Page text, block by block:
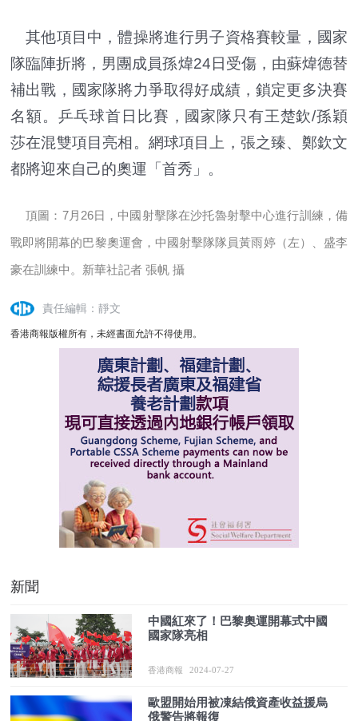
其他項目中，體操將進行男子資格賽較量，國家
隊臨陣折將，男團成員孫煒24日受傷，由蘇煒德替
補出戰，國家隊將力爭取得好成績，鎖定更多決賽
名額。乒乓球首日比賽，國家隊只有王楚欽/孫穎
莎在混雙項目亮相。網球項目上，張之臻、鄭欽文
都將迎來自己的奧運「首秀」。
頂圖：7月26日，中國射擊隊在沙托魯射擊中心進行訓練，備
戰即將開幕的巴黎奧運會，中國射擊隊隊員黃雨婷（左）、盛李
豪在訓練中。新華社記者 張帆 攝
責任編輯：靜文
香港商報版權所有，未經書面允許不得使用。
新聞
中國紅來了！巴黎奧運開幕式中國
國家隊亮相
香港商報 2024-07-27
歐盟開始用被凍結俄資產收益援烏
俄警告將報復